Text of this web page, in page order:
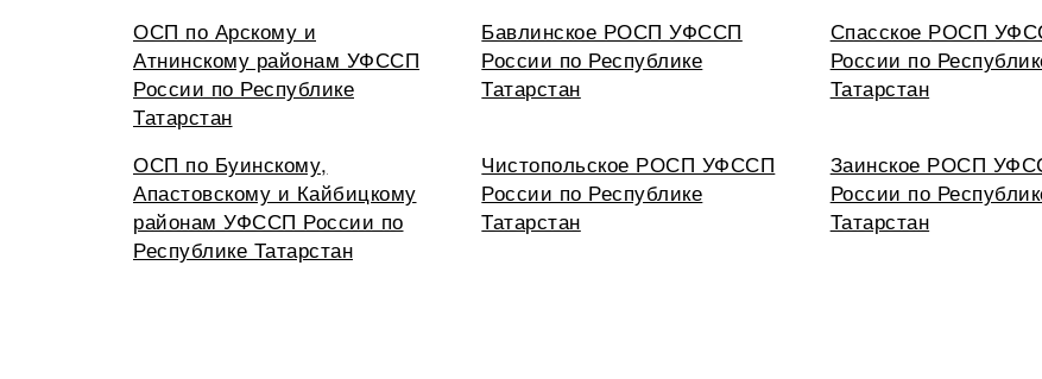
ОСП по Арскому и
Атнинскому районам УФССП
России по Республике
Татарстан
Бавлинское РОСП УФССП
России по Республике
Татарстан
Спасское РОСП
России по
Татарстан
ОСП по Буинскому,
Апастовскому и Кайбицкому
районам УФССП России по
Республике Татарстан
Чистопольское РОСП УФССП
России по Республике
Татарстан
Заинское РОСП
России по
Татарстан